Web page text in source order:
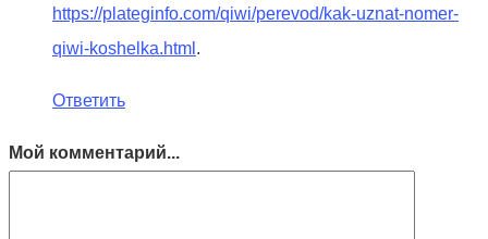
https://plateginfo.com/qiwi/perevod/kak-uznat-nomer-
qiwi-koshelka.html .
Ответить
Мой комментарий...